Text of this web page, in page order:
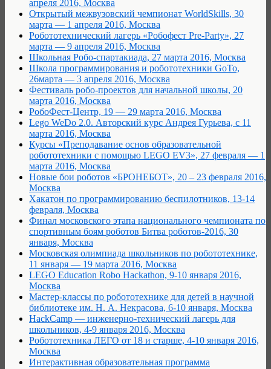
апреля 2016, Москва
Открытый межвузовский чемпионат WorldSkills, 30
марта — 1 апреля 2016, Москва
Робототехнический лагерь «Робофест Pre-Party», 27
марта — 9 апреля 2016, Москва
Школьная Робо-спартакиада, 27 марта 2016, Москва
Школа программирования и робототехники GoTo,
26марта — 3 апреля 2016, Москва
Фестиваль робо-проектов для начальной школы, 20
марта 2016, Москва
РобоФест-Центр, 19 — 29 марта 2016, Москва
Lego WeDo 2.0. Авторский курс Андрея Гурьева, с 11
марта 2016, Москва
Курсы «Преподавание основ образовательной
робототехники с помощью LEGO EV3», 27 февраля — 1
марта 2016, Москва
Новые бои роботов «БРОНЕБОТ», 20 – 23 февраля 2016,
Москва
Хакатон по программированию беспилотников, 13-14
февраля, Москва
Финал московского этапа национального чемпионата по
спортивным боям роботов Битва роботов-2016, 30
января, Москва
Московская олимпиада школьников по робототехнике,
11 января — 19 марта 2016, Москва
LEGO Education Robo Hackathon, 9-10 января 2016,
Москва
Мастер-классы по робототехнике для детей в научной
библиотеке им. Н. А. Некрасова, 6-10 января, Москва
HackCamp — инженерно-технический лагерь для
школьников, 4-9 января 2016, Москва
Робототехника ЛЕГО от 18 и старше, 4-10 января 2016,
Москва
Интерактивная образовательная программа